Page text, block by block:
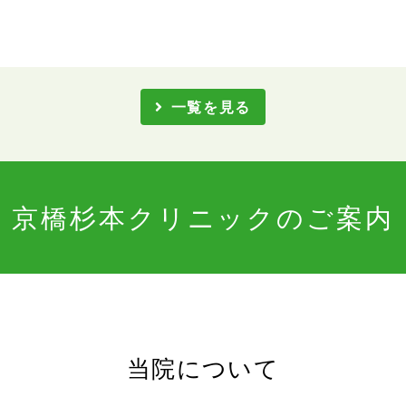
一覧を見る
京橋杉本クリニックのご案内
当院について